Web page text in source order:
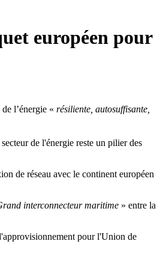
européen pour
l’énergie « résiliente, autosuffisante,
de l'énergie reste un pilier des
de réseau avec le continent européen
interconnecteur maritime » entre la
pour l'Union de